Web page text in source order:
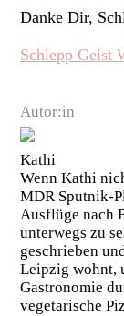
Autor:in
Kathi
Wenn Kathi
MDR Sputnik-
Ausflüge nach
unterwegs zu
geschrieben
Leipzig wohnt,
Gastronomie
vegetarische
Danke Dir,
Schlepp Geist